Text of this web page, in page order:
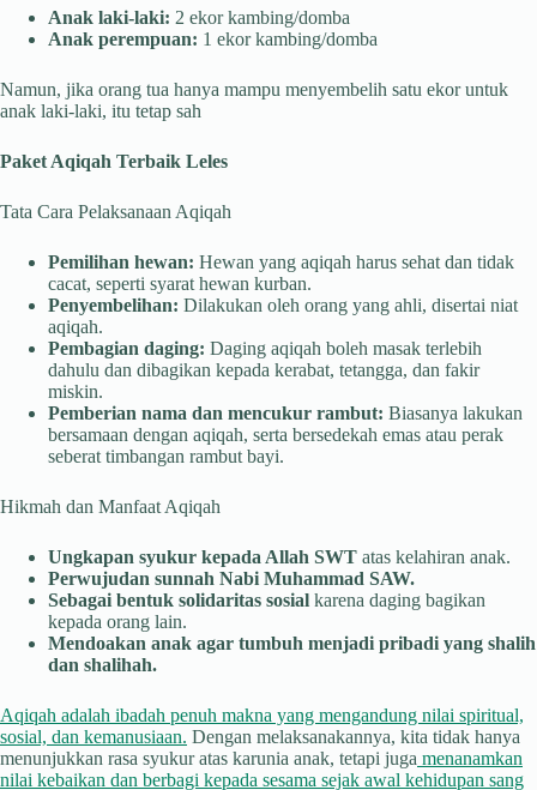
Anak laki-laki: 2 ekor kambing/domba
Anak perempuan: 1 ekor kambing/domba
Namun, jika orang tua hanya mampu menyembelih satu ekor untuk
anak laki-laki, itu tetap sah
Paket Aqiqah Terbaik Leles
Tata Cara Pelaksanaan Aqiqah
Pemilihan hewan: Hewan yang aqiqah harus sehat dan tidak
cacat, seperti syarat hewan kurban.
Penyembelihan: Dilakukan oleh orang yang ahli, disertai niat
aqiqah.
Pembagian daging: Daging aqiqah boleh masak terlebih
dahulu dan dibagikan kepada kerabat, tetangga, dan fakir
miskin.
Pemberian nama dan mencukur rambut: Biasanya lakukan
bersamaan dengan aqiqah, serta bersedekah emas atau perak
seberat timbangan rambut bayi.
Hikmah dan Manfaat Aqiqah
Ungkapan syukur kepada Allah SWT atas kelahiran anak.
Perwujudan sunnah Nabi Muhammad SAW.
Sebagai bentuk solidaritas sosial karena daging bagikan
kepada orang lain.
Mendoakan anak agar tumbuh menjadi pribadi yang shalih
dan shalihah.
Aqiqah adalah ibadah penuh makna yang mengandung nilai spiritual,
sosial, dan kemanusiaan. Dengan melaksanakannya, kita tidak hanya
menunjukkan rasa syukur atas karunia anak, tetapi juga menanamkan
nilai kebaikan dan berbagi kepada sesama sejak awal kehidupan sang